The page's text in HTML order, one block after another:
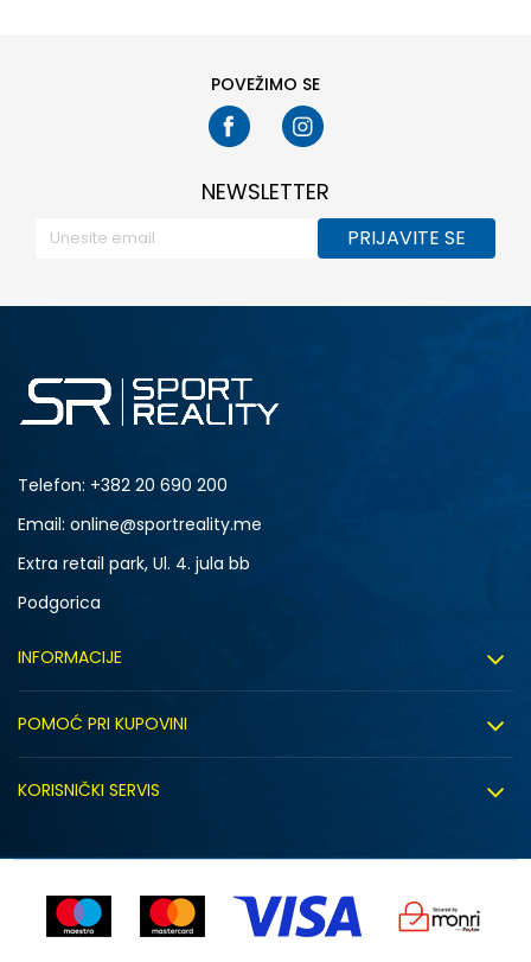
POVEŽIMO SE
NEWSLETTER
PRIJAVITE SE
Telefon: +382 20 690 200
Email: online@sportreality.me
Extra retail park, Ul. 4. jula bb
Podgorica
INFORMACIJE
Zapošljavanje
Sindikalna prodaja
Kontakt
Prodavnice
POMOĆ PRI KUPOVINI
Kako kupiti
Uputstvo za registraciju
KORISNIČKI SERVIS
Reklamacije